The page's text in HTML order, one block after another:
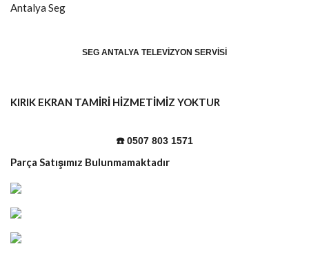
Antalya Seg
SEG ANTALYA TELEVIZYON SERVISI
KIRIK EKRAN TAMİRİ HİZMETİMİZ YOKTUR
☎️ 0507 803 1571
Parça Satışımız Bulunmamaktadır